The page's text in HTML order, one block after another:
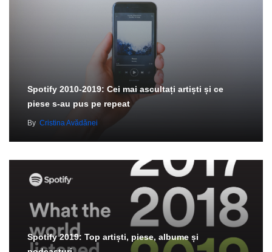
Spotify 2010-2019: Cei mai ascultați artiști și ce
piese s-au pus pe repeat
By Cristina Avădănei
Spotify 2019: Top artiști, piese, albume și